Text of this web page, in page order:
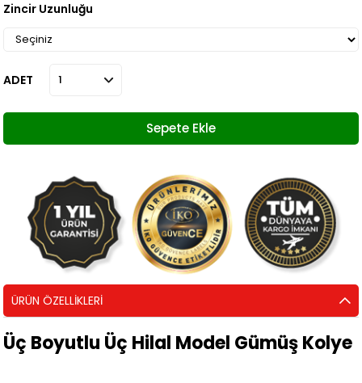
Zincir Uzunluğu
ADET
ÜRÜN ÖZELLIKLERI
Üç Boyutlu Üç Hilal Model Gümüş Kolye